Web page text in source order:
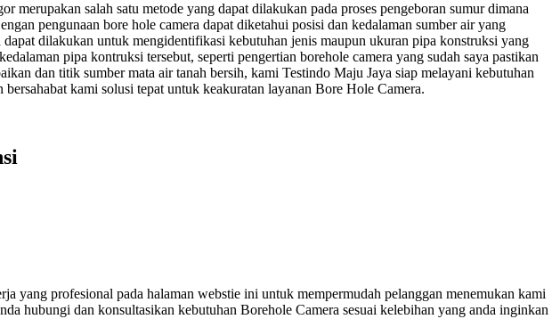
merupakan salah satu metode yang dapat dilakukan pada proses pengeboran sumur dimana
pengunaan bore hole camera dapat diketahui posisi dan kedalaman sumber air yang
dilakukan untuk mengidentifikasi kebutuhan jenis maupun ukuran pipa konstruksi yang
pipa kontruksi tersebut, seperti pengertian borehole camera yang sudah saya pastikan
dan titik sumber mata air tanah bersih, kami Testindo Maju Jaya siap melayani kebutuhan
kami solusi tepat untuk keakuratan layanan Bore Hole Camera.
yang profesional pada halaman webstie ini untuk mempermudah pelanggan menemukan kami
hubungi dan konsultasikan kebutuhan Borehole Camera sesuai kelebihan yang anda inginkan